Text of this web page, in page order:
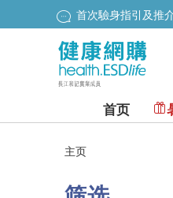
首次驗身指引及推
首页
主页